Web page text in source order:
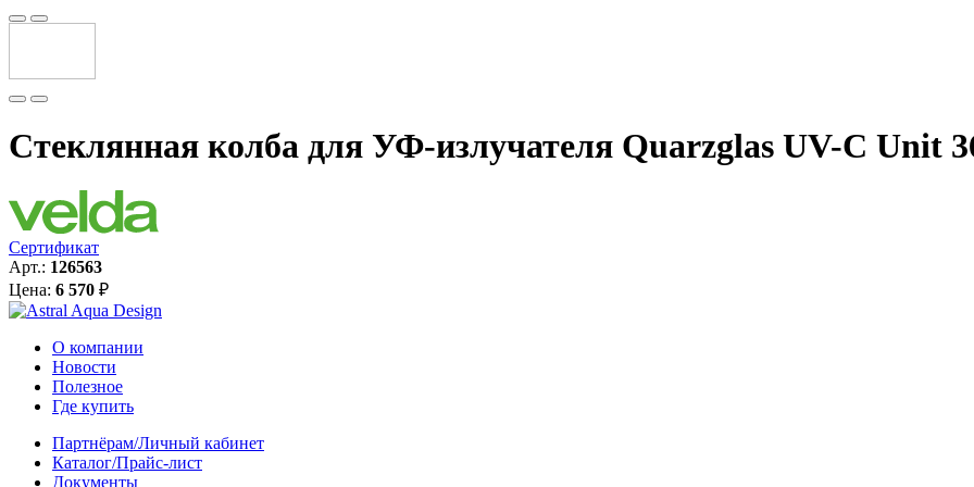
Стеклянная колба для УФ-излучателя Quarzglas UV-C Unit
Сертификат
Арт.: 126563
Цена: 6 570 ₽
О компании
Новости
Полезное
Где купить
Партнёрам/Личный кабинет
Каталог/Прайс-лист
Документы